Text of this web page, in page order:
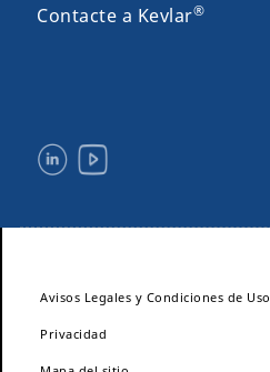
Contacte a Kevlar®
Avisos Legales y Condiciones de Uso
Privacidad